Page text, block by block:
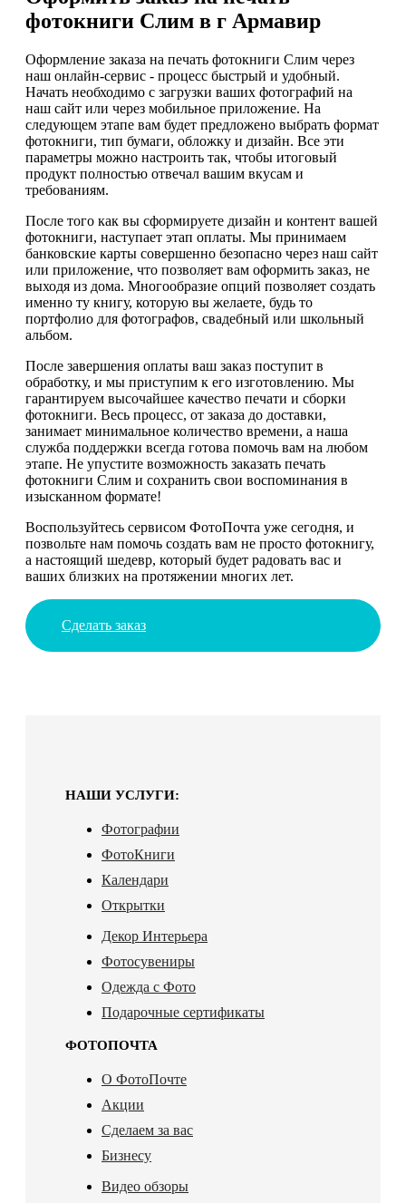
фотокниги Слим в г Армавир
Оформление заказа на печать фотокниги Слим через
наш онлайн-сервис - процесс быстрый и удобный.
Начать необходимо с загрузки ваших фотографий на
наш сайт или через мобильное приложение. На
следующем этапе вам будет предложено выбрать формат
фотокниги, тип бумаги, обложку и дизайн. Все эти
параметры можно настроить так, чтобы итоговый
продукт полностью отвечал вашим вкусам и
требованиям.
После того как вы сформируете дизайн и контент вашей
фотокниги, наступает этап оплаты. Мы принимаем
банковские карты совершенно безопасно через наш сайт
или приложение, что позволяет вам оформить заказ, не
выходя из дома. Многообразие опций позволяет создать
именно ту книгу, которую вы желаете, будь то
портфолио для фотографов, свадебный или школьный
альбом.
После завершения оплаты ваш заказ поступит в
обработку, и мы приступим к его изготовлению. Мы
гарантируем высочайшее качество печати и сборки
фотокниги. Весь процесс, от заказа до доставки,
занимает минимальное количество времени, а наша
служба поддержки всегда готова помочь вам на любом
этапе. Не упустите возможность заказать печать
фотокниги Слим и сохранить свои воспоминания в
изысканном формате!
Воспользуйтесь сервисом ФотоПочта уже сегодня, и
позвольте нам помочь создать вам не просто фотокнигу,
а настоящий шедевр, который будет радовать вас и
ваших близких на протяжении многих лет.
Сделать заказ
НАШИ УСЛУГИ:
Фотографии
ФотоКниги
Календари
Открытки
Декор Интерьера
Фотосувениры
Одежда с Фото
Подарочные сертификаты
ФОТОПОЧТА
О ФотоПочте
Акции
Сделаем за вас
Бизнесу
Видео обзоры